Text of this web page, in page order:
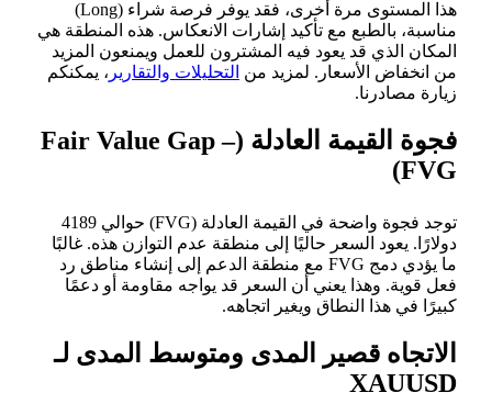
هذا المستوى مرة أخرى، فقد يوفر فرصة شراء (Long)
مناسبة، بالطبع مع تأكيد إشارات الانعكاس. هذه المنطقة هي
المكان الذي قد يعود فيه المشترون للعمل ويمنعون المزيد
من انخفاض الأسعار. لمزيد من التحليلات والتقارير ، يمكنكم
زيارة مصادرنا.
فجوة القيمة العادلة (Fair Value Gap –
FVG)
توجد فجوة واضحة في القيمة العادلة (FVG) حوالي 4189
دولارًا. يعود السعر حاليًا إلى منطقة عدم التوازن هذه. غالبًا
ما يؤدي دمج FVG مع منطقة الدعم إلى إنشاء مناطق رد
فعل قوية. وهذا يعني أن السعر قد يواجه مقاومة أو دعمًا
كبيرًا في هذا النطاق ويغير اتجاهه.
الاتجاه قصير المدى ومتوسط المدى لـ
XAUUSD